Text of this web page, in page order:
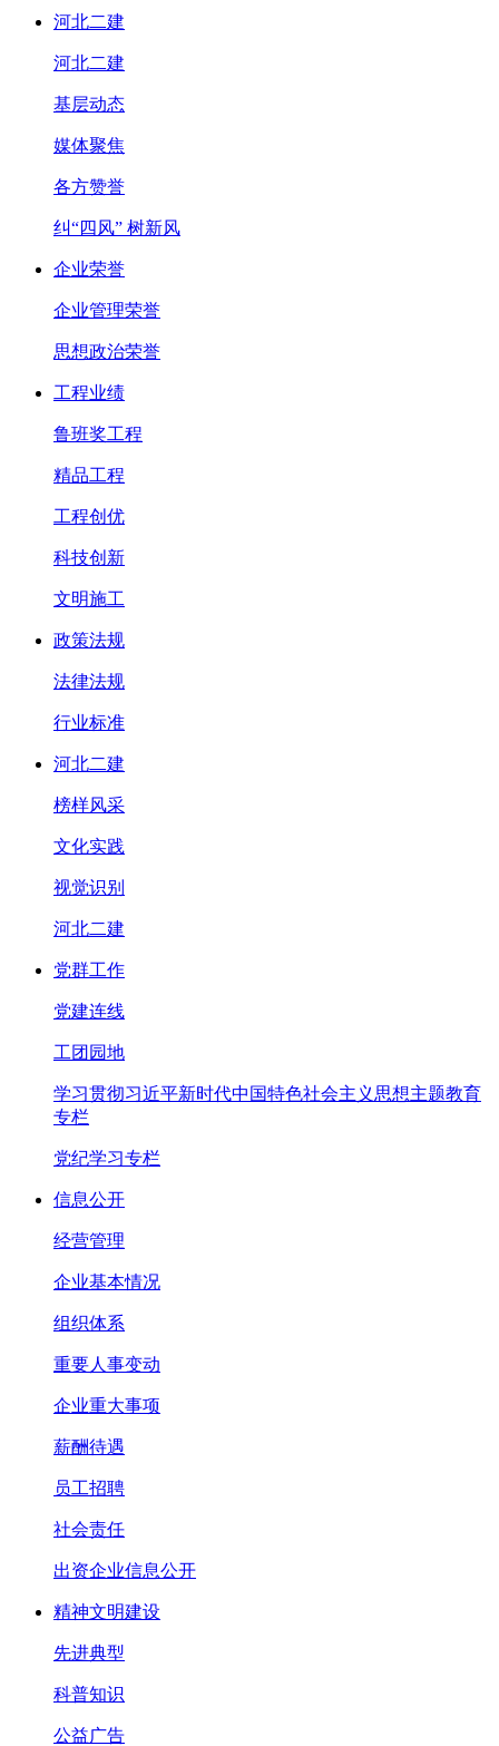
河北二建
河北二建
基层动态
媒体聚焦
各方赞誉
纠“四风” 树新风
企业荣誉
企业管理荣誉
思想政治荣誉
工程业绩
鲁班奖工程
精品工程
工程创优
科技创新
文明施工
政策法规
法律法规
行业标准
河北二建
榜样风采
文化实践
视觉识别
河北二建
党群工作
党建连线
工团园地
学习贯彻习近平新时代中国特色社会主义思想主题教育
专栏
党纪学习专栏
信息公开
经营管理
企业基本情况
组织体系
重要人事变动
企业重大事项
薪酬待遇
员工招聘
社会责任
出资企业信息公开
精神文明建设
先进典型
科普知识
公益广告